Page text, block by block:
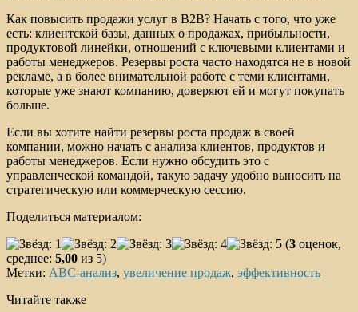
Как повысить продажи услуг в B2B? Начать с того, что уже
есть: клиентской базы, данных о продажах, прибыльности,
продуктовой линейки, отношений с ключевыми клиентами и
работы менеджеров. Резервы роста часто находятся не в новой
рекламе, а в более внимательной работе с теми клиентами,
которые уже знают компанию, доверяют ей и могут покупать
больше.
Если вы хотите найти резервы роста продаж в своей
компании, можно начать с анализа клиентов, продуктов и
работы менеджеров. Если нужно обсудить это с
управленческой командой, такую задачу удобно выносить на
стратегическую или коммерческую сессию.
Поделиться материалом:
(3 оценок,
среднее: 5,00 из 5)
Метки: АВС-анализ, увеличение продаж, эффективность
Читайте также